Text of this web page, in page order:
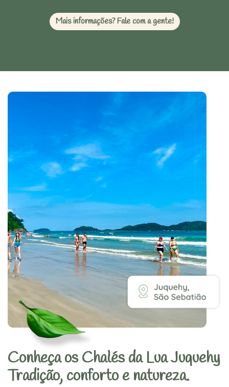
Mais informações? Fale com a gente!
Conheça os Chalés da Lua Juquehy
Tradição, conforto e natureza.